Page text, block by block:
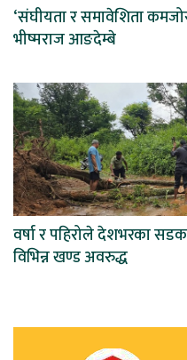
‘संघीयता र समावेशिता
भीष्मराज आङदेम्बे
वर्षा र पहिरोले देशभरका
विभिन्न खण्ड अवरुद्ध